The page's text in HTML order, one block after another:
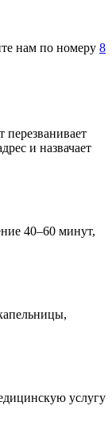
нам по номеру 8
перезванивает
и назвачает
40–60 минут,
услугу